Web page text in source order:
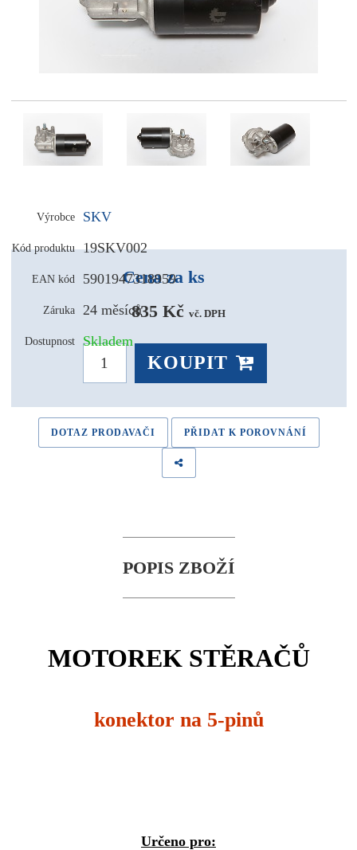
Výrobce SKV
Kód produktu 19SKV002
EAN kód 5901947318959
Záruka 24 měsíců
Dostupnost Skladem
Cena za ks
835 Kč vč. DPH
KOUPIT
DOTAZ PRODAVAČI PŘIDAT K POROVNÁNÍ
POPIS ZBOŽÍ
MOTOREK STĚRAČŮ
konektor na 5-pinů
Určeno pro: